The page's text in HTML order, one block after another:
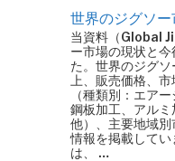
世界のジグソ
当資料（Global
ー市場の現状と
た。世界のジグ
上、販売価格、
（種類別：エア
鋼板加工、アル
他）、主要地域
情報を掲載して
は、 …